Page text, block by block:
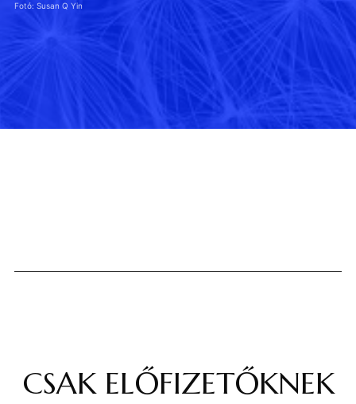
Fotó: Susan Q Yin
CSAK ELŐFIZETŐKNEK